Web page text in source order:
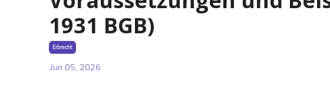
1931 BGB)
Erbrecht
Jun 05, 2026